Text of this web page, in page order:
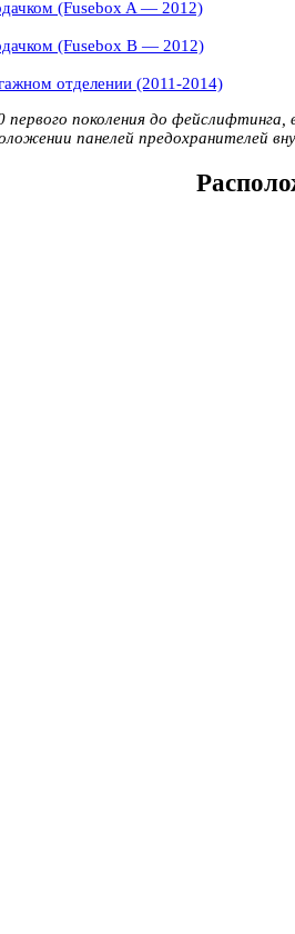
(Fusebox A — 2012)
(Fusebox B — 2012)
отделении (2011-2014)
поколения до фейслифтинга,
панелей предохранителей